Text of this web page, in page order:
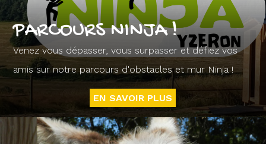
PARCOURS NINJA !
Venez vous dépasser, vous surpasser et défiez vos
amis sur notre parcours d'obstacles et mur Ninja !
EN SAVOIR PLUS